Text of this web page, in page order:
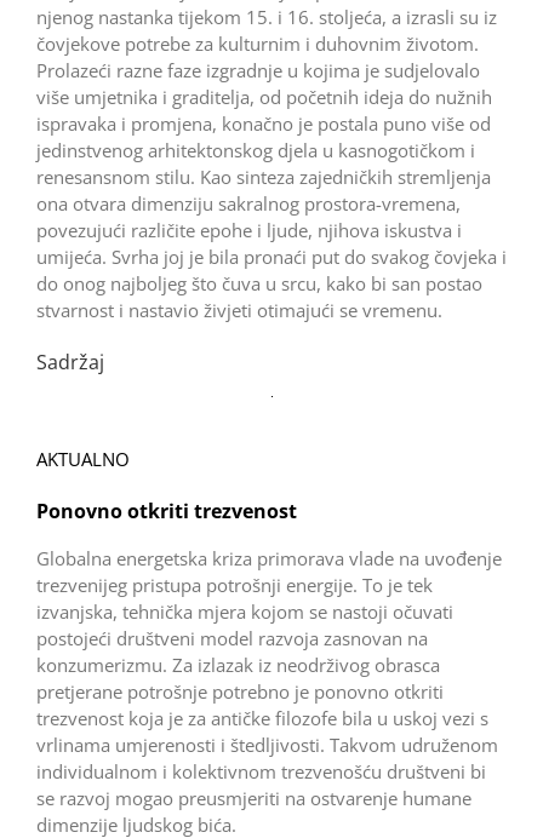
njenog nastanka tijekom 15. i 16. stoljeća, a izrasli su iz
čovjekove potrebe za kulturnim i duhovnim životom.
Prolazeći razne faze izgradnje u kojima je sudjelovalo
više umjetnika i graditelja, od početnih ideja do nužnih
ispravaka i promjena, konačno je postala puno više od
jedinstvenog arhitektonskog djela u kasnogotičkom i
renesansnom stilu. Kao sinteza zajedničkih stremljenja
ona otvara dimenziju sakralnog prostora-vremena,
povezujući različite epohe i ljude, njihova iskustva i
umijeća. Svrha joj je bila pronaći put do svakog čovjeka i
do onog najboljeg što čuva u srcu, kako bi san postao
stvarnost i nastavio živjeti otimajući se vremenu.
Sadržaj
AKTUALNO
Ponovno otkriti trezvenost
Globalna energetska kriza primorava vlade na uvođenje
trezvenijeg pristupa potrošnji energije. To je tek
izvanjska, tehnička mjera kojom se nastoji očuvati
postojeći društveni model razvoja zasnovan na
konzumerizmu. Za izlazak iz neodrživog obrasca
pretjerane potrošnje potrebno je ponovno otkriti
trezvenost koja je za antičke filozofe bila u uskoj vezi s
vrlinama umjerenosti i štedljivosti. Takvom udruženom
individualnom i kolektivnom trezvenošću društveni bi
se razvoj mogao preusmjeriti na ostvarenje humane
dimenzije ljudskog bića.